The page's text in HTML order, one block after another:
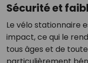
Sécurité et
Le vélo stationnaire
impact, ce qui le
tous âges et de